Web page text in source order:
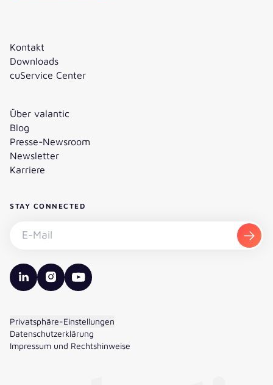
Kontakt
Downloads
cuService Center
Über valantic
Blog
Presse-Newsroom
Newsletter
Karriere
STAY CONNECTED
valantic LinkedIn
valantic Instagram
valantic YouTube
Privatsphäre-Einstellungen
Datenschutzerklärung
Impressum und Rechtshinweise